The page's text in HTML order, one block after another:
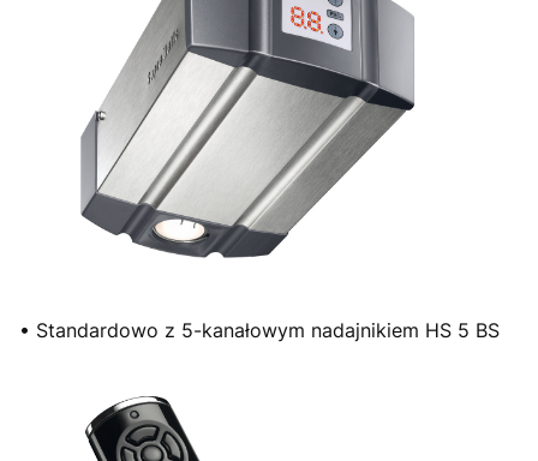
• Standardowo z 5-kanałowym nadajnikiem HS 5 BS